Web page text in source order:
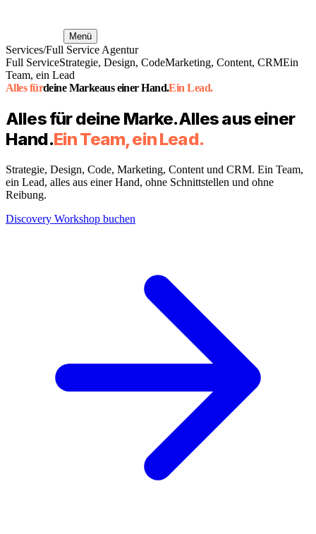
Menü
Services/Full Service Agentur
Full ServiceStrategie, Design, CodeMarketing, Content, CRMEin
Team, ein Lead
Alles fürdeine Markeaus einer Hand.Ein Lead.
Alles für deine Marke.Alles aus einer
Hand.Ein Team, ein Lead.
Strategie, Design, Code, Marketing, Content und CRM. Ein Team,
ein Lead, alles aus einer Hand, ohne Schnittstellen und ohne
Reibung.
Discovery Workshop buchen